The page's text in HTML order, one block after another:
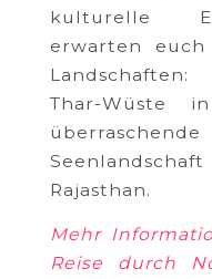
kulturelle
erwarten euch
Thar-Wüste
Rajasthan.
Mehr
Reise durch